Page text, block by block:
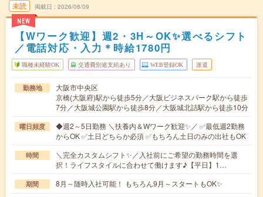
未読
NEW
掲載日 2026/08/09
【Wワーク歓迎】週2・3H～OK✨選べるシフト
／電話対応・入力＊時給1780円
職種未経験OK 交通費別途支給あり WEB登録OK 派遣
勤務地
大阪市中央区
京橋(大阪府)駅から徒歩5分／大阪ビジネスパーク駅から徒歩
7分／大阪城公園駅から徒歩8分／大阪城北詰駅から徒歩10分
曜日頻度
◆週2～5日勤務 ＼扶養内＆Wワーク歓迎✨／ ✅最低週2勤務
からOK ✅土日どちらか必須 ✅もちろん土日のみの出社もOK
時間
＼完全カスタムシフト✨／入社前にご希望の勤務時間を選
択！ライフスタイルに合わせて働けます♪【平日】1…
期間 8月～随時入社可能！ もちろん9月～スタートもOK✨